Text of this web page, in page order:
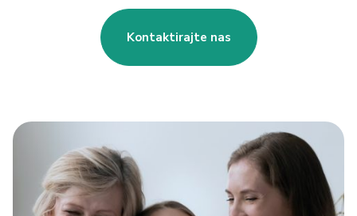
Kontaktirajte nas